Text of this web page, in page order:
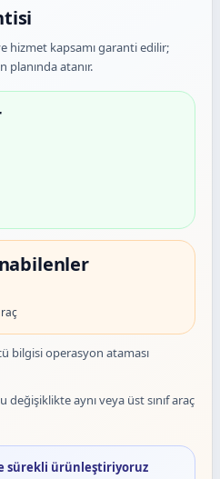
hizmet kapsamı garanti edilir;
planında atanır.
bilgisi operasyon ataması
değişiklikte aynı veya üst sınıf araç
sürekli ürünleştiriyoruz